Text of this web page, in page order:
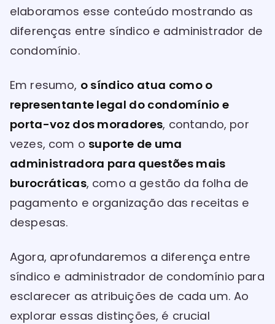
elaboramos esse conteúdo mostrando as
diferenças entre síndico e administrador de
condomínio.
Em resumo, o síndico atua como o
representante legal do condomínio e
porta-voz dos moradores, contando, por
vezes, com o suporte de uma
administradora para questões mais
burocráticas, como a gestão da folha de
pagamento e organização das receitas e
despesas.
Agora, aprofundaremos a diferença entre
síndico e administrador de condomínio para
esclarecer as atribuições de cada um. Ao
explorar essas distinções, é crucial